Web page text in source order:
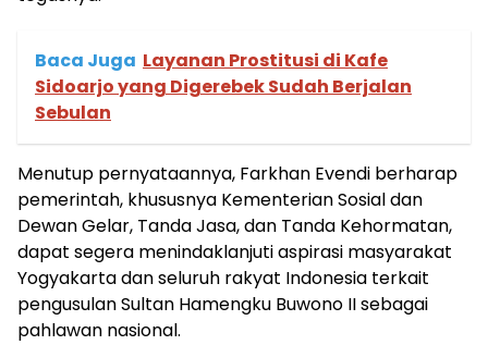
Baca Juga Layanan Prostitusi di Kafe
Sidoarjo yang Digerebek Sudah Berjalan
Sebulan
Menutup pernyataannya, Farkhan Evendi berharap
pemerintah, khususnya Kementerian Sosial dan
Dewan Gelar, Tanda Jasa, dan Tanda Kehormatan,
dapat segera menindaklanjuti aspirasi masyarakat
Yogyakarta dan seluruh rakyat Indonesia terkait
pengusulan Sultan Hamengku Buwono II sebagai
pahlawan nasional.